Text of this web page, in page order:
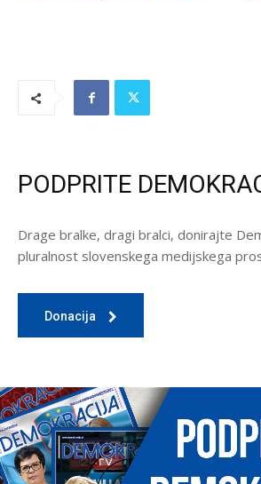
PODPRITE
Drage bralke, dragi bralci, donirajte
pluralnost slovenskega medijskega
Donacija